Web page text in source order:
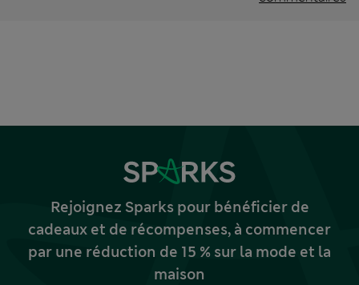
Rejoignez Sparks pour bénéficier de
cadeaux et de récompenses, à commencer
par une réduction de 15 % sur la mode et la
maison